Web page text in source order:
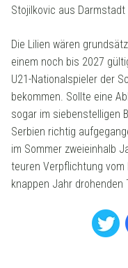
Stojilkovic aus Darmstadt
Die Lilien wären
einem noch bis 2027
U21-Nationalspieler der
bekommen. Sollte eine
sogar im siebenstelligen
Serbien richtig
im Sommer zweieinhalb
teuren Verpflichtung vom
knappen Jahr drohenden